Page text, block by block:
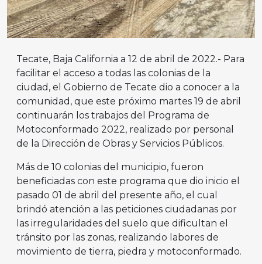
Tecate, Baja California a 12 de abril de 2022.- Para
facilitar el acceso a todas las colonias de la
ciudad, el Gobierno de Tecate dio a conocer a la
comunidad, que este próximo martes 19 de abril
continuarán los trabajos del Programa de
Motoconformado 2022, realizado por personal
de la Dirección de Obras y Servicios Públicos.
Más de 10 colonias del municipio, fueron
beneficiadas con este programa que dio inicio el
pasado 01 de abril del presente año, el cual
brindó atención a las peticiones ciudadanas por
las irregularidades del suelo que dificultan el
tránsito por las zonas, realizando labores de
movimiento de tierra, piedra y motoconformado.